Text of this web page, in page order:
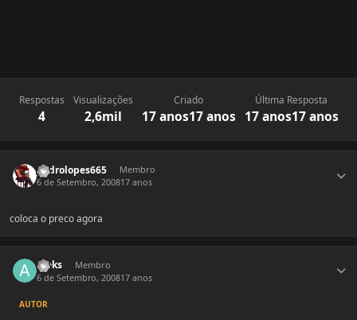
Respostas
4
Visualizações
2,6mil
Criado
17 anos17 anos
Última Resposta
17 anos17 anos
pedrolopes665
Membro
6 de Setembro, 200817 anos
coloca o preco agora
Aleks
Membro
6 de Setembro, 200817 anos
AUTOR